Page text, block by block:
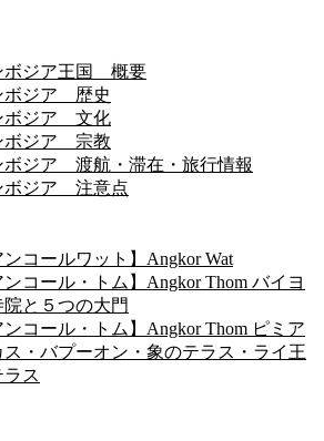
ボジア王国 概要
ボジア 歴史
ボジア 文化
ボジア 宗教
ボジア 渡航・滞在・旅行情報
ボジア 注意点
ンコールワット】Angkor Wat
ンコール・トム】Angkor Thom バイヨ
院と５つの大門
ンコール・トム】Angkor Thom ピミア
ス・バプーオン・象のテラス・ライ王
ス